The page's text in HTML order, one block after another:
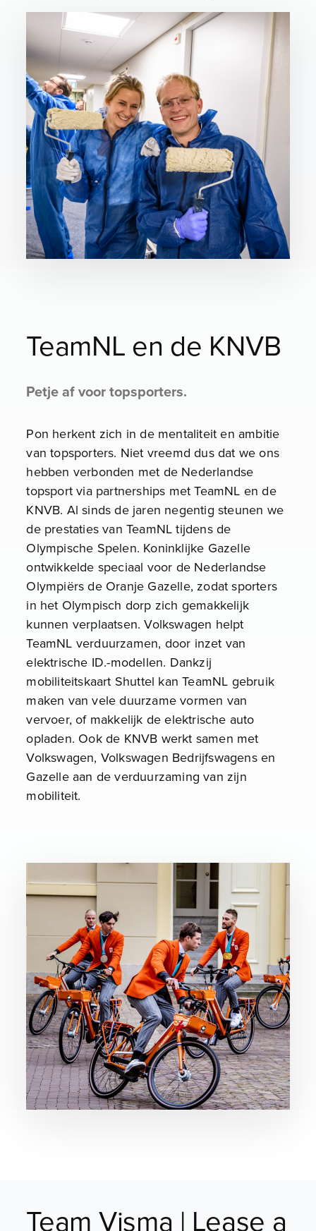
TeamNL en de KNVB
Petje af voor topsporters.
Pon herkent zich in de mentaliteit en ambitie
van topsporters. Niet vreemd dus dat we ons
hebben verbonden met de Nederlandse
topsport via partnerships met TeamNL en de
KNVB. Al sinds de jaren negentig steunen we
de prestaties van TeamNL tijdens de
Olympische Spelen. Koninklijke Gazelle
ontwikkelde speciaal voor de Nederlandse
Olympiërs de Oranje Gazelle, zodat sporters
in het Olympisch dorp zich gemakkelijk
kunnen verplaatsen. Volkswagen helpt
TeamNL verduurzamen, door inzet van
elektrische ID.-modellen. Dankzij
mobiliteitskaart Shuttel kan TeamNL gebruik
maken van vele duurzame vormen van
vervoer, of makkelijk de elektrische auto
opladen. Ook de KNVB werkt samen met
Volkswagen, Volkswagen Bedrijfswagens en
Gazelle aan de verduurzaming van zijn
mobiliteit.
Team Visma | Lease a